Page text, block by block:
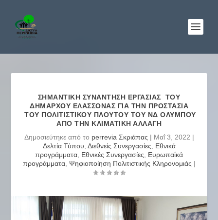
ΣΗΜΑΝΤΙΚΉ ΣΥΝΆΝΤΗΣΗ ΕΡΓΑΣΊΑΣ ΤΟΥ
ΔΗΜΆΡΧΟΥ ΕΛΑΣΣΌΝΑΣ ΓΙΑ ΤΗΝ ΠΡΟΣΤΑΣΊΑ
ΤΟΥ ΠΟΛΙΤΙΣΤΙΚΟΎ ΠΛΟΎΤΟΥ ΤΟΥ ΝΔ ΟΛΎΜΠΟΥ
ΑΠΌ ΤΗΝ ΚΛΙΜΑΤΙΚΉ ΑΛΛΑΓΉ
Δημοσιεύτηκε από το perrevia Σκριάπας | Μαΐ 3, 2022 |
Δελτία Τύπου Διεθνείς Συνεργασίες
Εθνικά
προγράμματα Εθνικές Συνεργασίες
Ευρωπαΐκά
προγράμματα, Ψηφιοποίηση Πολιτιστικής Κληρονομιάς |